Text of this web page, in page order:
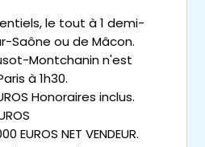
le tout à 1 demi-
Saône ou de Mâcon.
Montchanin n'est
à 1h30.
Honoraires inclus.
EUROS NET VENDEUR.